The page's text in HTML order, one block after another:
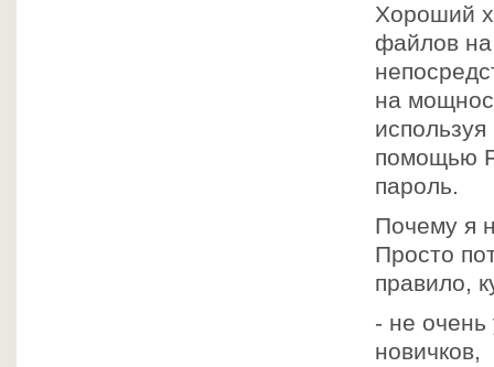
Хороший
файлов
на
помощью
пароль.
Почему я
Просто
правило,
- не
новичков,